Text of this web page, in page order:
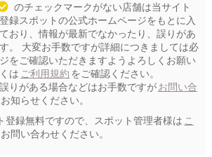
のチェックマークがない店舗は当サイト
録スポットの公式ホームページをもとに入
おり、情報が最新でなかったり、誤りがあ
。 大変お手数ですが詳細につきましては必
をご確認いただきますようよろしくお願い
は ご利用規約 をご確認ください。
りがある場合などはお手数ですがお問い合
知らせください。
登録無料ですので、スポット管理者様は こ
問い合わせください。